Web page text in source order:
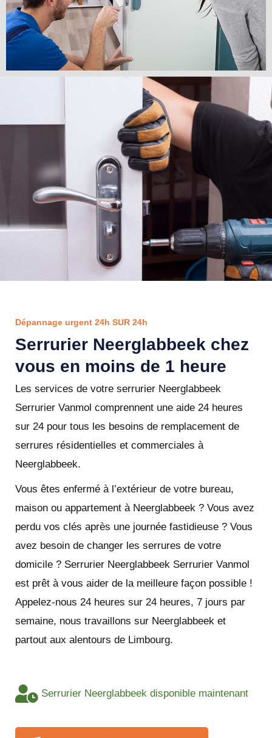
Dépannage urgent 24h SUR 24h
Serrurier Neerglabbeek chez
vous en moins de 1 heure
Les services de votre serrurier Neerglabbeek
Serrurier Vanmol comprennent une aide 24 heures
sur 24 pour tous les besoins de remplacement de
serrures résidentielles et commerciales à
Neerglabbeek.
Vous êtes enfermé à l’extérieur de votre bureau,
maison ou appartement à Neerglabbeek ? Vous avez
perdu vos clés après une journée fastidieuse ? Vous
avez besoin de changer les serrures de votre
domicile ? Serrurier Neerglabbeek Serrurier Vanmol
est prêt à vous aider de la meilleure façon possible !
Appelez-nous 24 heures sur 24 heures, 7 jours par
semaine, nous travaillons sur Neerglabbeek et
partout aux alentours de Limbourg.
Serrurier Neerglabbeek disponible maintenant